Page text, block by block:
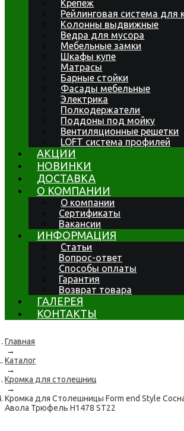
Крепеж
Рейлинговая система для
Колонны выдвижные
Ведра для мусора
Мебельные замки
Шкафы купе
Матрасы
Барные стойки
Фасады мебельные
Электрика
Полкодержатели
Поддоны под мойку
Вентиляционные решетки
LOFT система профилей
АКЦИИ
НОВИНКИ
ДОСТАВКА
О КОМПАНИИ
О компании
Сертификаты
Вакансии
ИНФОРМАЦИЯ
Статьи
Вопрос-ответ
Способы оплаты
Гарантия
Возврат товара
ГАЛЕРЕЯ
КОНТАКТЫ
Главная
→
Каталог
→
Кромка для столешниц
→
Кромка для Столешницы Form end Style
Авола Трюфель H1478 ST22